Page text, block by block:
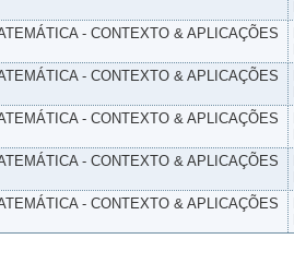
- CONTEXTO & APLICAÇÕES
- CONTEXTO & APLICAÇÕES
- CONTEXTO & APLICAÇÕES
- CONTEXTO & APLICAÇÕES
- CONTEXTO & APLICAÇÕES